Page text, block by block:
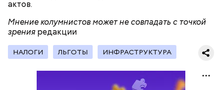
актов.
Мнение колумнистов может не совпадать с точкой
зрения редакции
НАЛОГИ ЛЬГОТЫ ИНФРАСТРУКТУРА
себе токсические вещества.
— Может пробить заряд на человека. Нужно вести
зверя, затаиться, — добавил академик.
киевским «Динамо» и мадридским «Атлетико»,
который состоялся 3 мая в Киеве. Полк Макеева жил
в палатках в лесу около Варовичей, в 12 километрах
от Припяти. А солдатам очень хотелось увидеть
трансляцию матча. Макеев поехал к секретарю
партийной организации колхоза и попросил
одолжить телевизор.